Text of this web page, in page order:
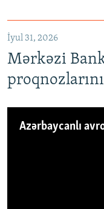
İyul 31, 2026
Mərkəzi